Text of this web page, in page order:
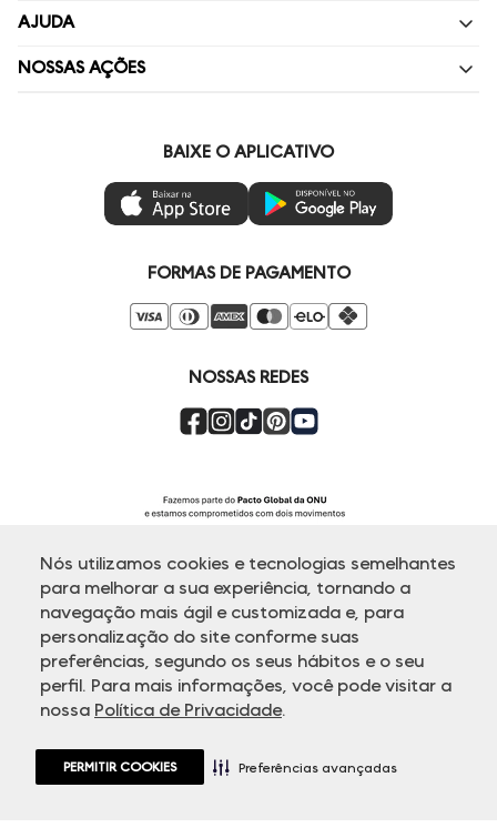
Nós utilizamos cookies e tecnologias semelhantes
para melhorar a sua experiência, tornando a
navegação mais ágil e customizada e, para
personalização do site conforme suas
preferências, segundo os seus hábitos e o seu
perfil. Para mais informações, você pode visitar a
nossa Política de Privacidade.
PERMITIR COOKIES Preferências avançadas
Quem Somos
Nossas Lojas
Ética e Sustentabilidade
AJUDA
Perguntas Frequentes
Troca e Devoluções
Regulamentos
Compre pelo Whatsapp
NOSSAS AÇÕES
Mastercard
Azul Fidelidade
Venda Corporativa
Super Friday
BAIXE O APLICATIVO
FORMAS DE PAGAMENTO
NOSSAS REDES
© Copyright 2000-2026 - Todos os direitos reservados. A Dudalina
promoções e disponibilidade de estoque a qualquer momento.
Em caso de dúvidas:0800 770 5510.
Horário de Atendimentodas 8h às 20h de segunda a sexta-feira e